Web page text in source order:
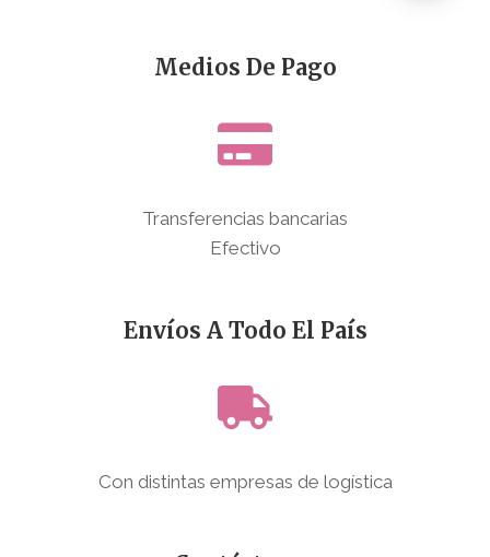
Medios De Pago
Transferencias bancarias
Efectivo
Envíos A Todo El País
Con distintas empresas de logística